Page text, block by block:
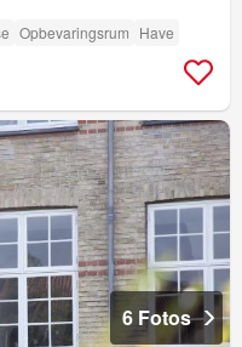
Opbevaringsrum Have
6 Fotos